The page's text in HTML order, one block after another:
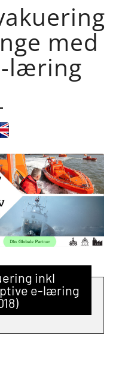
med
læring
inkl
e-læring